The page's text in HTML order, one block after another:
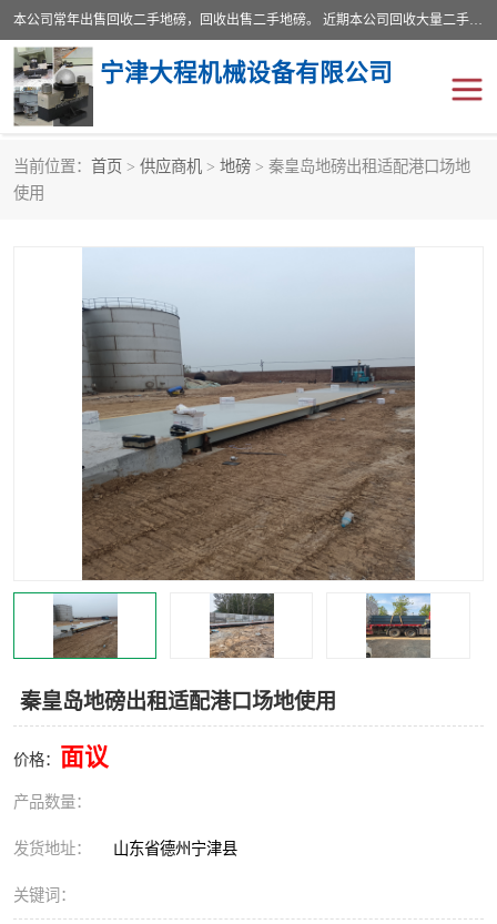
本公司常年出售回收二手地磅，回收出售二手地磅。 近期本公司回收大量二手地磅，型号齐全，宽度从2米到3.5米，长度5米到25米，承重吨位从10到200吨，成色7—9成新。 ? 使用年限6个月至2年，产品来源于个人闲置品，工矿企业停用品，因小换大而来。 精准度和新的一样， 二手地磅是内行人的选择，打个电话就省钱朋友您好等什么
宁津大程机械设备有限公司
当前位置： 首页 > 供应商机 > 地磅 > 秦皇岛地磅出租适配港口场地
使用
秦皇岛地磅出租适配港口场地使用
价格： 面议
产品数量：
发货地址： 山东省德州宁津县
关键词：
地磅
地磅传感器 废纸打包机
烘干机
装载机电子秤 输送机
半自动输送机 全自动输送机
冷却塔 食品螺旋塔
撕碎机 木材撕碎机
塑料撕碎机 金属撕碎机